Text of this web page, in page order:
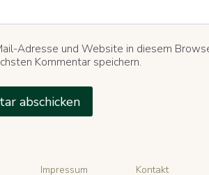
Adresse und Website in diesem
Kommentar speichern.
Impressum Kontakt